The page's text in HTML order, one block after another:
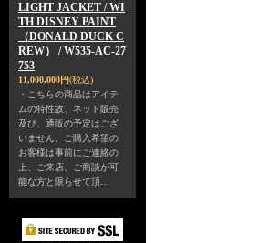
LIGHT JACKET / WI
TH DISNEY PAINT
（DONALD DUCK C
REW） / W535-AC-27
753
11,000,000円(税込)
・こちらの商品はアイテ
ムの特性故、ネット販売
及び、通販の予定はござ
いません。ご購入希望の
お客様は事前にご連絡の
上、ご来店、ご商談が可
能な方と限らせて頂…